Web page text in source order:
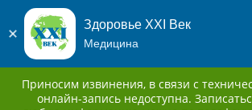
Здоровье XXI Век
Медицина
Приносим извинения, в связи с
онлайн-запись недоступна.